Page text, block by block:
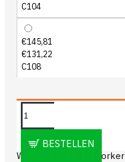
C104
€145,81
€131,22
C108
BESTELLEN
OMSCHRIJVING
Workman Stretch Worker